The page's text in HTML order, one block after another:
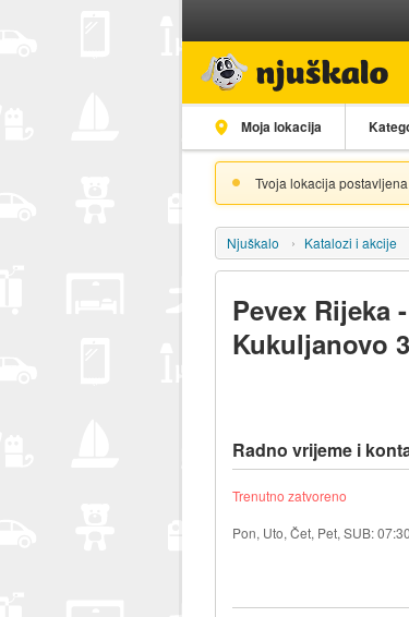
Moja lokacija
Tvoja lokacija
Njuškalo Katalozi i akcije
Pevex Rijeka
Kukuljanovo
Radno vrijeme i
Trenutno zatvoreno
Pon, Uto, Čet, Pet, SUB: